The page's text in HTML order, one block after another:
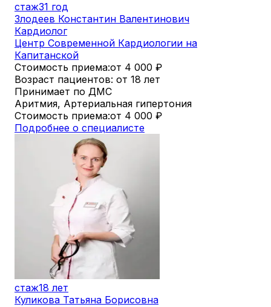
стаж31 год
Злодеев Константин Валентинович
Кардиолог
Центр Современной Кардиологии на
Капитанской
Стоимость приема:от 4 000 ₽
Возраст пациентов: от 18 лет
Принимает по ДМС
Аритмия, Артериальная гипертония
Стоимость приема:от 4 000 ₽
Подробнее о специалисте
стаж18 лет
Куликова Татьяна Борисовна